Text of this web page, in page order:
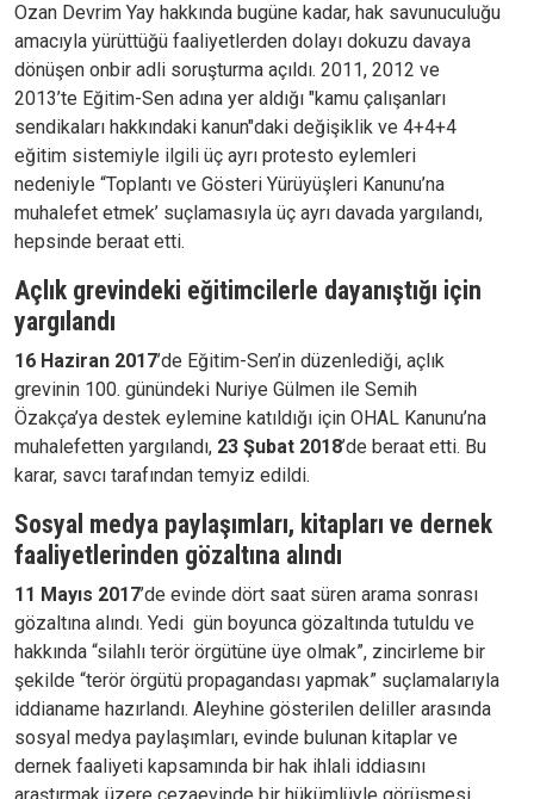
Ozan Devrim Yay hakkında bugüne kadar, hak savunuculuğu
amacıyla yürüttüğü faaliyetlerden dolayı dokuzu davaya
dönüşen onbir adli soruşturma açıldı. 2011, 2012 ve
2013’te Eğitim-Sen adına yer aldığı "kamu çalışanları
sendikaları hakkındaki kanun"daki değişiklik ve 4+4+4
eğitim sistemiyle ilgili üç ayrı protesto eylemleri
nedeniyle “Toplantı ve Gösteri Yürüyüşleri Kanunu’na
muhalefet etmek’ suçlamasıyla üç ayrı davada yargılandı,
hepsinde beraat etti.
Açlık grevindeki eğitimcilerle dayanıştığı için
yargılandı
16 Haziran 2017’de Eğitim-Sen’in düzenlediği, açlık
grevinin 100. günündeki Nuriye Gülmen ile Semih
Özakça’ya destek eylemine katıldığı için OHAL Kanunu’na
muhalefetten yargılandı, 23 Şubat 2018’de beraat etti. Bu
karar, savcı tarafından temyiz edildi.
Sosyal medya paylaşımları, kitapları ve dernek
faaliyetlerinden gözaltına alındı
11 Mayıs 2017’de evinde dört saat süren arama sonrası
gözaltına alındı. Yedi gün boyunca gözaltında tutuldu ve
hakkında “silahlı terör örgütüne üye olmak”, zincirleme bir
şekilde “terör örgütü propagandası yapmak” suçlamalarıyla
iddianame hazırlandı. Aleyhine gösterilen deliller arasında
sosyal medya paylaşımları, evinde bulunan kitaplar ve
dernek faaliyeti kapsamında bir hak ihlali iddiasını